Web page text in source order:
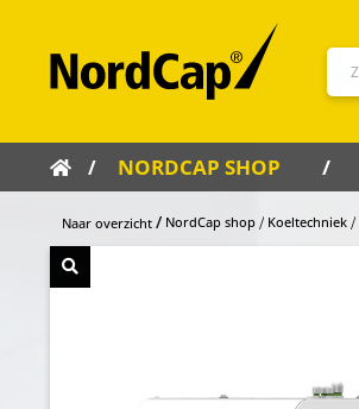
NORDCAP SHOP
Naar overzicht NordCap shop Koeltechniek